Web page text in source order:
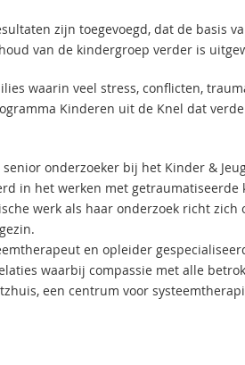
zijn toegevoegd, dat de basis
van de kindergroep verder is
waarin veel stress, conflicten,
Kinderen uit de Knel dat
onderzoeker bij het Kinder &
in het werken met getraumatiseerde
werk als haar onderzoek richt zich
en opleider
waarbij compassie met alle
een centrum voor